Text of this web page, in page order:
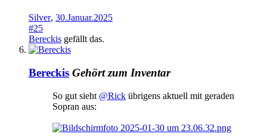
Silver, 30.Januar.2025
#25
Bereckis gefällt das.
Bereckis Gehört zum Inventar
So gut sieht @Rick übrigens aktuell mit geraden
Sopran aus: